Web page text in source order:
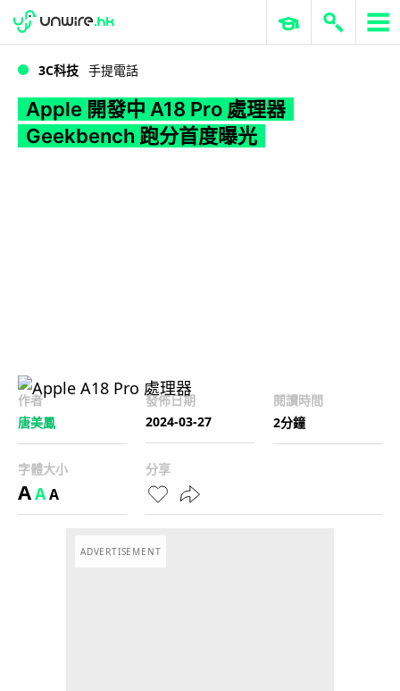
WWDC 2026 ERP 與商業 AI
3C科技 手提電話
Apple 開發中 A18 Pro 處理器
Geekbench 跑分首度曝光
作者
唐美鳳
發佈日期
2024-03-27
閱讀時間
2分鐘
字體大小
AAA
分享
ADVERTISEMENT